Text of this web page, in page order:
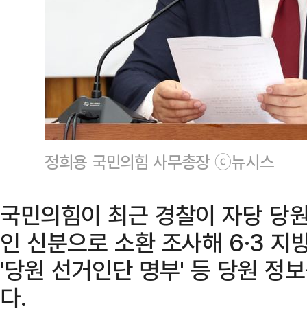
정희용 국민의힘 사무총장 ⓒ뉴시스
국민의힘이 최근 경찰이 자당 당
인 신분으로 소환 조사해 6·3 지
'당원 선거인단 명부' 등 당원 정
다.